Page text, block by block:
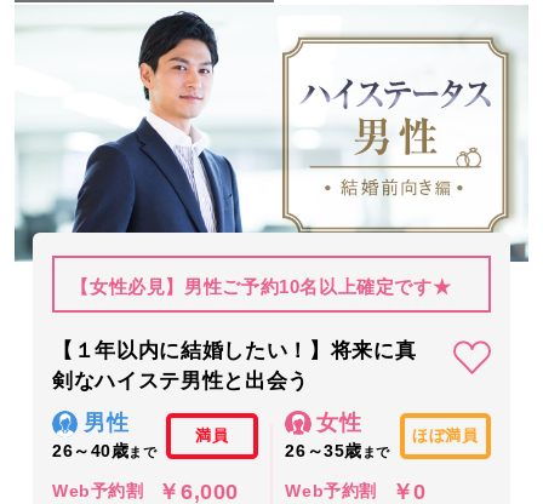
【女性必見】男性ご予約10名以上確定です★
【１年以内に結婚したい！】将来に真
剣なハイステ男性と出会う
男性
26～40歳まで
満員
Web予約割 ￥6,000
女性
26～35歳 まで
ほぼ満員
Web予約割 ￥0